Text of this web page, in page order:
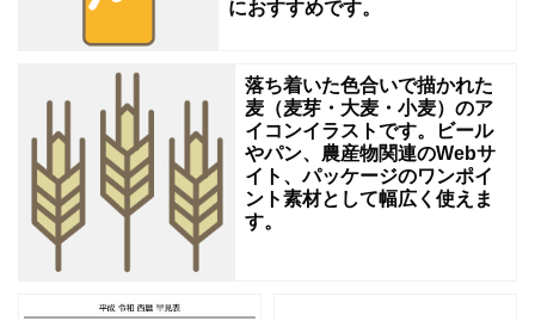
におすすめです。
落ち着いた色合いで描かれた
麦（麦芽・大麦・小麦）のア
イコンイラストです。ビール
やパン、農産物関連のWebサ
イト、パッケージのワンポイ
ント素材として幅広く使えま
す。